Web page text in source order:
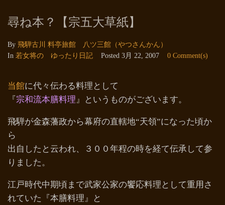
尋ね本？【宗五大草紙】
By 飛騨古川 料亭旅館 八ツ三館（やつさんかん）
In 若女将の ゆったり日記 Posted 3月 22, 2007 0 Comment(s)
当館に代々伝わる料理として
『宗和流本膳料理』というものがございます。
飛騨が金森藩政から幕府の直轄地“天領”になった頃か
ら
出自したと云われ、３００年程の時を経て伝承して参
りました。
江戸時代中期頃まで武家公家の饗応料理として重用さ
れていた『本膳料理』と